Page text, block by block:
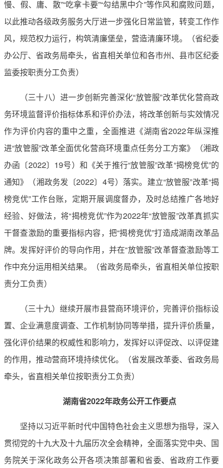
慢、假、庸、散”“吃拿卡要”“勾结黑中介”等作风和腐败问题，
以此推动各级政务服务大厅进一步强化日常监管，转变工作作
风，规范权力运行，构筑清廉堡垒，营造清廉环境。（省纪委
办公厅、省政务局牵头，省直相关单位和各市州、县市区纪委
监委按职责分工负责）
（三十八）进一步创新完善深化“放管服”改革优化营商政
务环境监督评价指标体系和评价办法，将改革创新与实效情况
作为评价内容的重中之重，全面推进《湖南省2022年纵深推
进“放管服”改革全面优化营商环境重点任务分工方案》（湘政
办函〔2022〕19号）和《关于推行“放管服”改革“揭榜竞优”的
通知》（湘政务发〔2022〕4号）落实。建立“放管服”改革“揭
榜竞优”工作台账，定期开展调度督办，及时总结推广各地好
经验、好做法，将“揭榜竞优”作为2022年“放管服”改革真抓实
干督查激励的重要指标内容，把“揭榜竞优”打造成湖南改革品
牌。发挥好评价的导向作用，并在“放管服”改革督查激励等工
作中充分运用相关结果。（省政务局牵头，省直相关单位按职
责分工负责）
（三十九）继续开展市县营商环境评价，完善评价指标设
置、企业满意度调查、工作机制协同等举措，提升评价质量，
强化评价结果的权威性和影响力，发挥好以评促改、以评促建
的作用，推动营商环境持续优化。（省发展改革委、省政务局
牵头，省直相关单位按职责分工负责）
湖南省2022年政务公开工作要点
坚持以习近平新时代中国特色社会主义思想为指导，深入
贯彻党的十九大及十九届历次全会精神，全面落实党中央、国
务院关于深化政务公开各项决策部署和省委、省政府工作要